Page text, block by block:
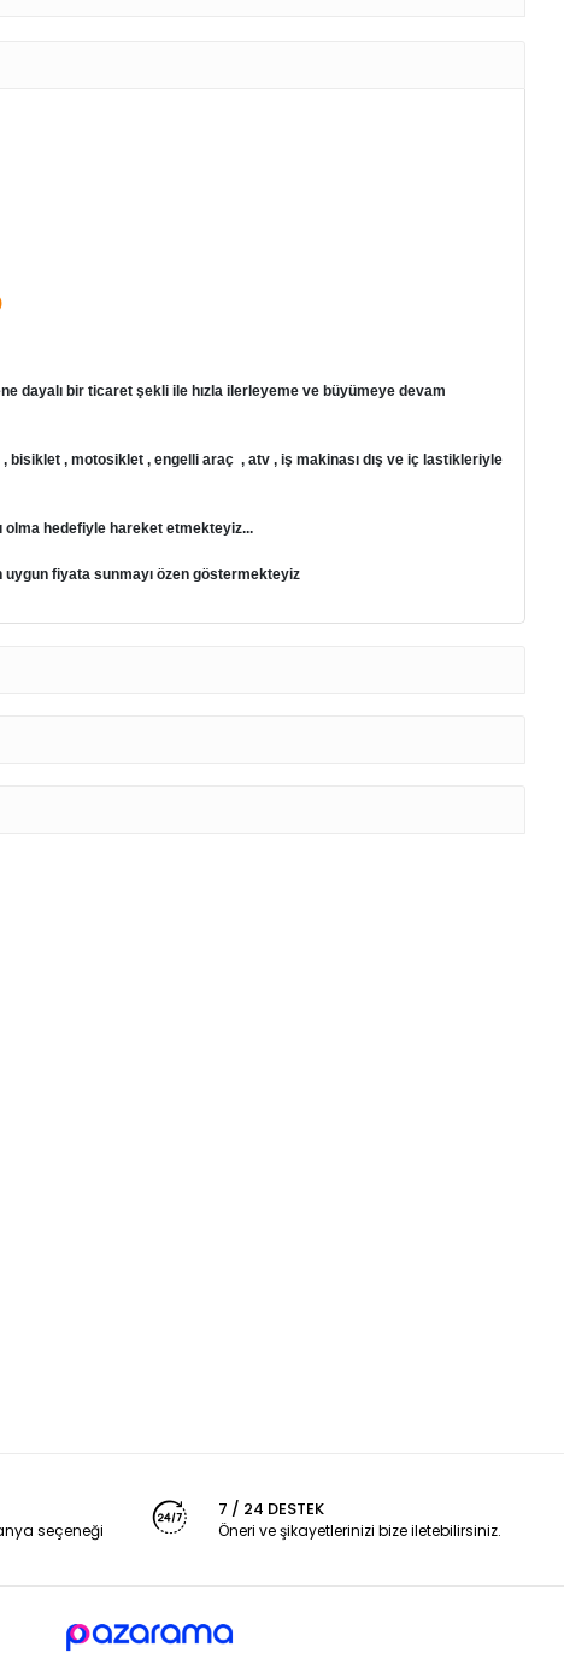
dayalı bir ticaret şekli ile hızla ilerleyeme ve büyümeye devam
, motosiklet , engelli araç , atv , iş makinası dış ve iç lastikleriyle
olma hedefiyle hareket etmekteyiz...
fiyata sunmayı özen göstermekteyiz
seçeneği
7 / 24 DESTEK
Öneri ve şikayetlerinizi bize iletebilirsiniz.